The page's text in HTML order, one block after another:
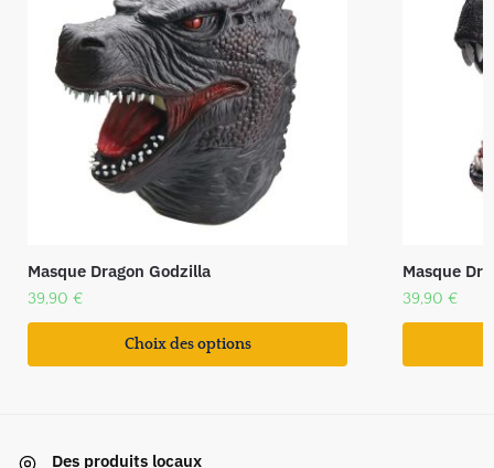
Masque Dragon Godzilla
39,90 €
Choix des options
Masque
39,90 €
Des produits locaux